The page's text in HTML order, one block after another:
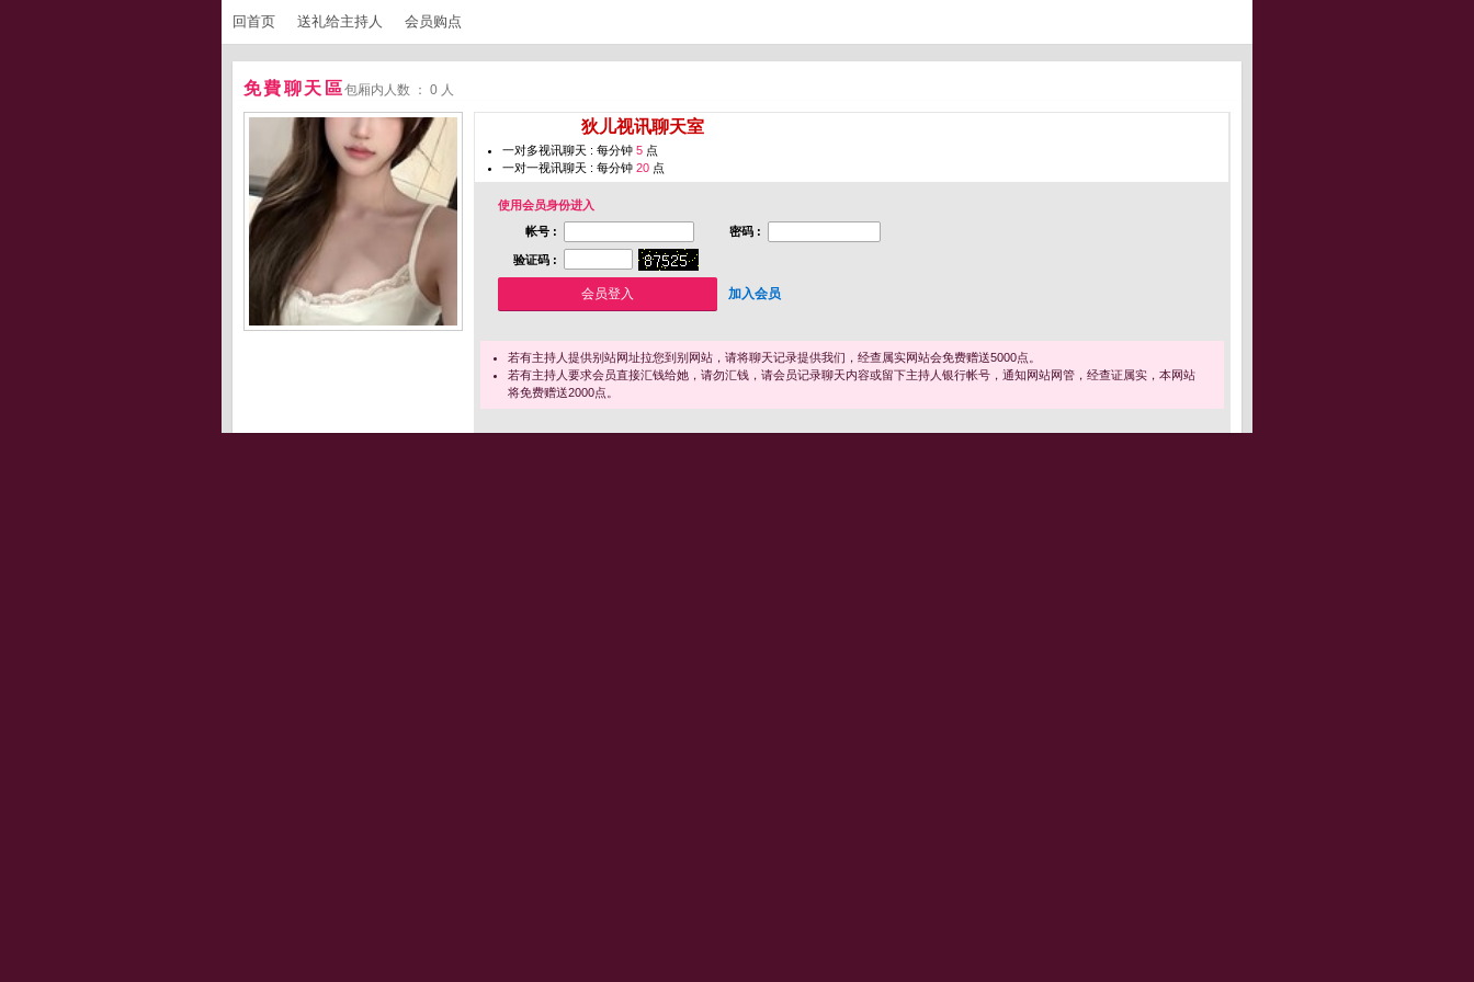
回首页 送礼给主持人 会员购点
免費聊天區包厢内人数 ： 0 人
狄儿视讯聊天室
一对多视讯聊天 : 每分钟 5 点
一对一视讯聊天 : 每分钟 20 点
使用会员身份进入
帐号 :
密码 :
验证码 :
加入会员
若有主持人提供别站网址拉您到别网站，请将聊天记录提供我们，经查属实网站会免费赠送5000点。
若有主持人要求会员直接汇钱给她，请勿汇钱，请会员记录聊天内容或留下主持人银行帐号，通知网站网管，经查证属实，本网站
将免费赠送2000点。